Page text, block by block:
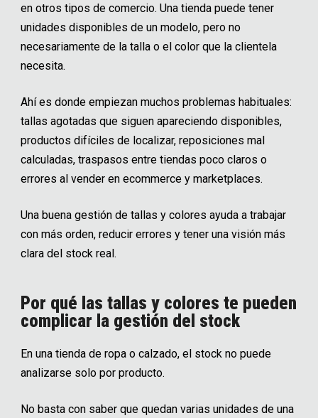
en otros tipos de comercio. Una tienda puede tener
unidades disponibles de un modelo, pero no
necesariamente de la talla o el color que la clientela
necesita.
Ahí es donde empiezan muchos problemas habituales:
tallas agotadas que siguen apareciendo disponibles,
productos difíciles de localizar, reposiciones mal
calculadas, traspasos entre tiendas poco claros o
errores al vender en ecommerce y marketplaces.
Una buena gestión de tallas y colores ayuda a trabajar
con más orden, reducir errores y tener una visión más
clara del stock real.
Por qué las tallas y colores te pueden
complicar la gestión del stock
En una tienda de ropa o calzado, el stock no puede
analizarse solo por producto.
No basta con saber que quedan varias unidades de una